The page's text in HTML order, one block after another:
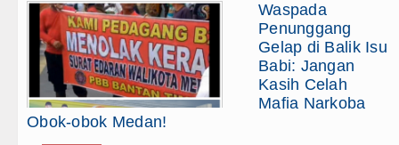
Waspada
Penunggang
Gelap di Balik Isu
Babi: Jangan
Kasih Celah
Mafia Narkoba
Obok-obok Medan!